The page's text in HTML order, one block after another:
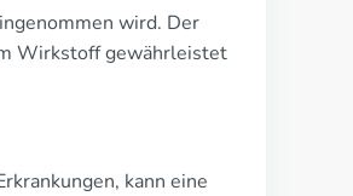
wird. Der
Wirkstoff gewährleistet
kann eine